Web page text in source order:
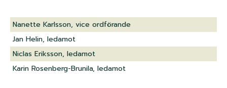
Nanette Karlsson, vice ordförande
Jan Helin, ledamot
Niclas Eriksson, ledamot
Karin Rosenberg-Brunila, ledamot